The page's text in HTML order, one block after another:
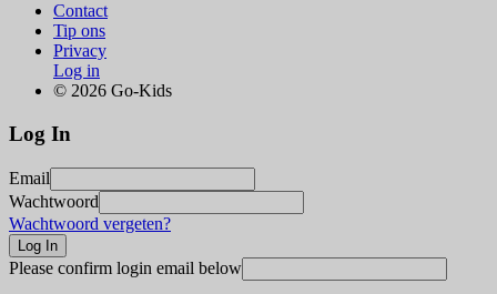
Contact
Tip ons
Privacy
Log in
© 2026 Go-Kids
Log In
Email
Wachtwoord
Wachtwoord vergeten?
Please confirm login email below